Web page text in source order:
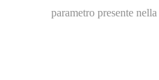
parametro presente nella